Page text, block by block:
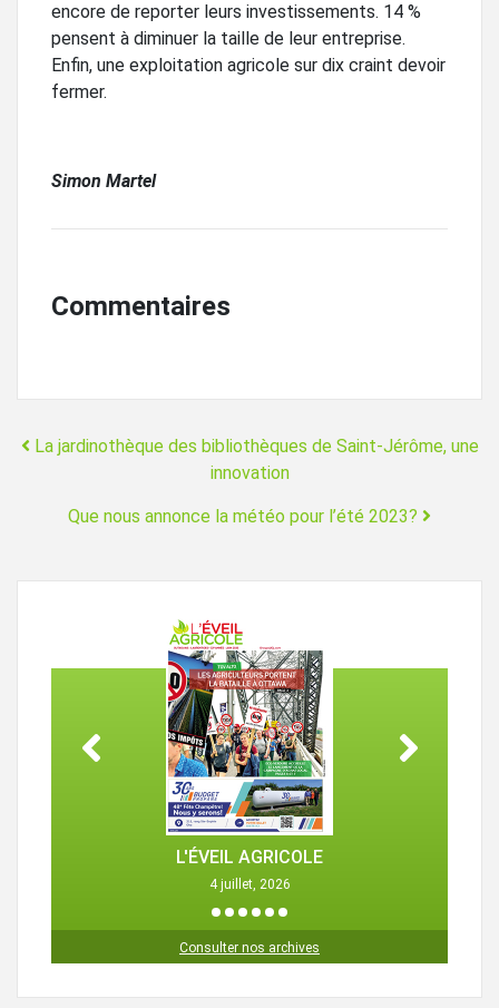
encore de reporter leurs investissements. 14 %
pensent à diminuer la taille de leur entreprise.
Enfin, une exploitation agricole sur dix craint devoir
fermer.
Simon Martel
Commentaires
Navigation
La jardinothèque des bibliothèques de Saint-Jérôme, une
innovation
Que nous annonce la météo pour l’été 2023?
L'ÉVEIL AGRICOLE
4 juillet, 2026
1 2 3 4 5
Consulter nos archives